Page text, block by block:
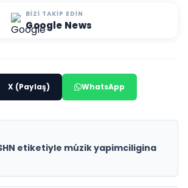
BIZI TAKIP EDIN
Google News
X (Paylaş) WhatsApp
etiketiyle múzik yapimciligina